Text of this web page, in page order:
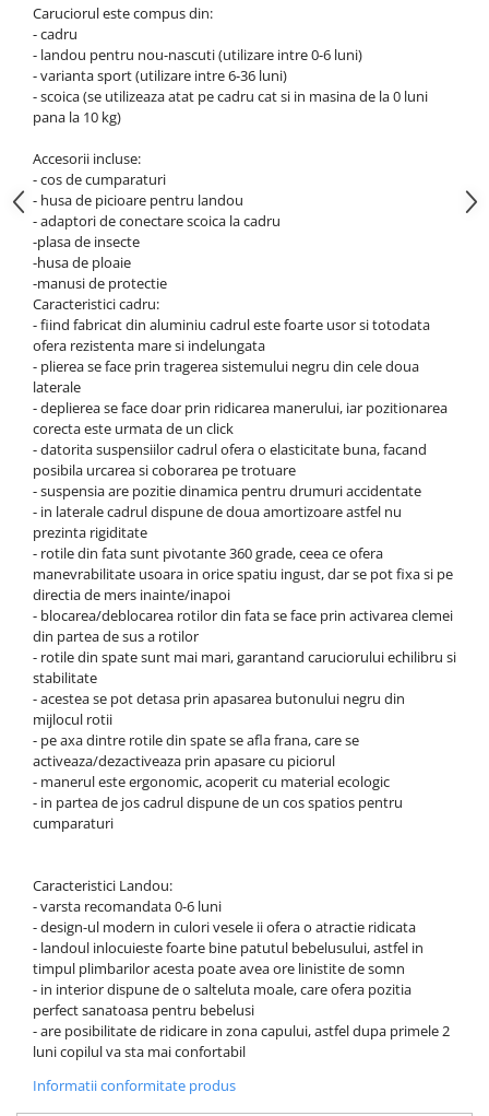
Caruciorul este compus din:
- cadru
- landou pentru nou-nascuti (utilizare intre 0-6 luni)
- varianta sport (utilizare intre 6-36 luni)
- scoica (se utilizeaza atat pe cadru cat si in masina de la 0 luni
pana la 10 kg)
Accesorii incluse:
- cos de cumparaturi
- husa de picioare pentru landou
- adaptori de conectare scoica la cadru
-plasa de insecte
-husa de ploaie
-manusi de protectie
Caracteristici cadru:
- fiind fabricat din aluminiu cadrul este foarte usor si totodata
ofera rezistenta mare si indelungata
- plierea se face prin tragerea sistemului negru din cele doua
laterale
- deplierea se face doar prin ridicarea manerului, iar pozitionarea
corecta este urmata de un click
- datorita suspensiilor cadrul ofera o elasticitate buna, facand
posibila urcarea si coborarea pe trotuare
- suspensia are pozitie dinamica pentru drumuri accidentate
- in laterale cadrul dispune de doua amortizoare astfel nu
prezinta rigiditate
- rotile din fata sunt pivotante 360 grade, ceea ce ofera
manevrabilitate usoara in orice spatiu ingust, dar se pot fixa si pe
directia de mers inainte/inapoi
- blocarea/deblocarea rotilor din fata se face prin activarea clemei
din partea de sus a rotilor
- rotile din spate sunt mai mari, garantand caruciorului echilibru si
stabilitate
- acestea se pot detasa prin apasarea butonului negru din
mijlocul rotii
- pe axa dintre rotile din spate se afla frana, care se
activeaza/dezactiveaza prin apasare cu piciorul
- manerul este ergonomic, acoperit cu material ecologic
- in partea de jos cadrul dispune de un cos spatios pentru
cumparaturi
Caracteristici Landou:
- varsta recomandata 0-6 luni
- design-ul modern in culori vesele ii ofera o atractie ridicata
- landoul inlocuieste foarte bine patutul bebelusului, astfel in
timpul plimbarilor acesta poate avea ore linistite de somn
- in interior dispune de o salteluta moale, care ofera pozitia
perfect sanatoasa pentru bebelusi
- are posibilitate de ridicare in zona capului, astfel dupa primele 2
luni copilul va sta mai confortabil
Informatii conformitate produs